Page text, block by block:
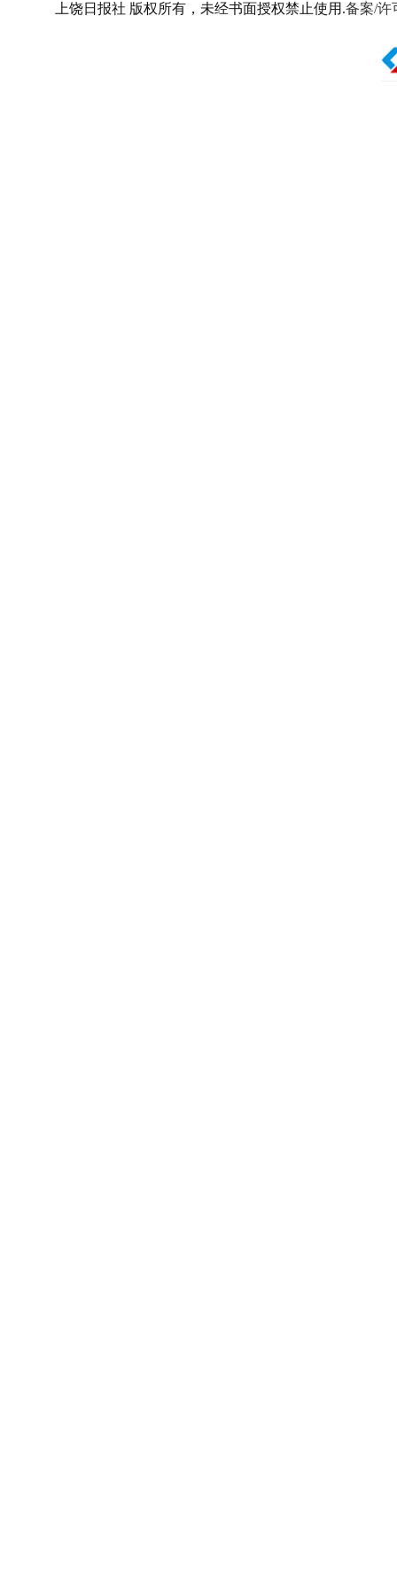
上饶日报社 版权所有，未经书面授权禁止使用.备案/许